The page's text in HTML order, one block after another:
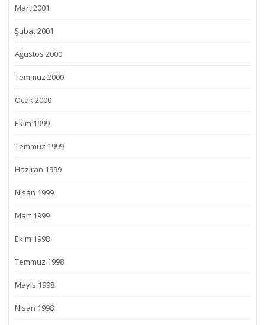
Mart 2001
Şubat 2001
Ağustos 2000
Temmuz 2000
Ocak 2000
Ekim 1999
Temmuz 1999
Haziran 1999
Nisan 1999
Mart 1999
Ekim 1998
Temmuz 1998
Mayıs 1998
Nisan 1998